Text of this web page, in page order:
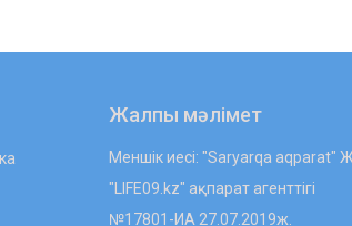
Жалпы мәлімет
Меншік иесі: "Saryarqa aqparat"
"LIFE09.kz" ақпарат агенттігі
№17801-ИА 27.07.2019ж.